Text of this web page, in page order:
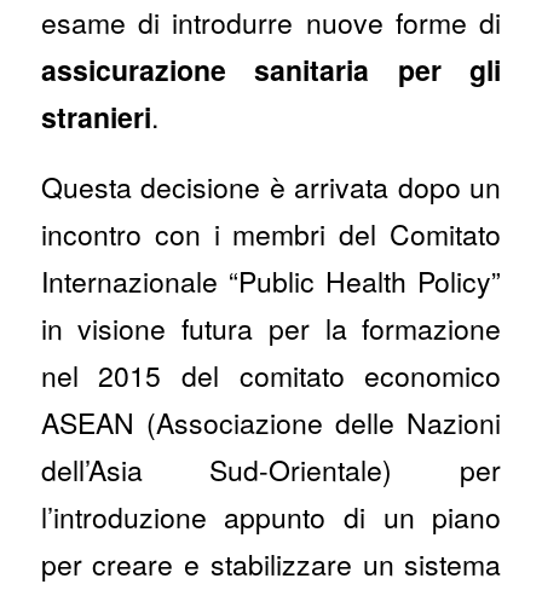
esame di introdurre nuove forme di
assicurazione sanitaria per gli
stranieri.
Questa decisione è arrivata dopo un
incontro con i membri del Comitato
Internazionale “Public Health Policy”
in visione futura per la formazione
nel 2015 del comitato economico
ASEAN (Associazione delle Nazioni
dell’Asia Sud-Orientale) per
l’introduzione appunto di un piano
per creare e stabilizzare un sistema